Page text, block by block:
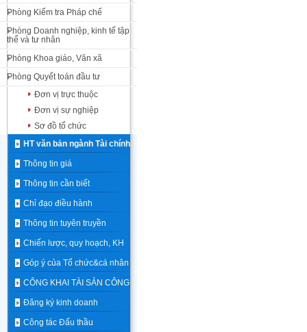
Phòng Kiểm tra Pháp chế
Phòng Doanh nghiệp, kinh tế tập
thể và tư nhân
Phòng Khoa giáo, Văn xã
Phòng Quyết toán đầu tư
Đơn vị trực thuộc
Đơn vị sự nghiệp
Sơ đồ tổ chức
HT văn bản ngành Tài chính
Thông tin giá
Thông tin cần biết
Chỉ đạo điều hành
Thông tin tuyên truyền
Chiến lược, quy hoạch, KH
Góp ý của Tổ chức&cá nhân
CÔNG KHAI TÀI SẢN CÔNG
Đăng ký kinh doanh
Công tác Đấu thầu